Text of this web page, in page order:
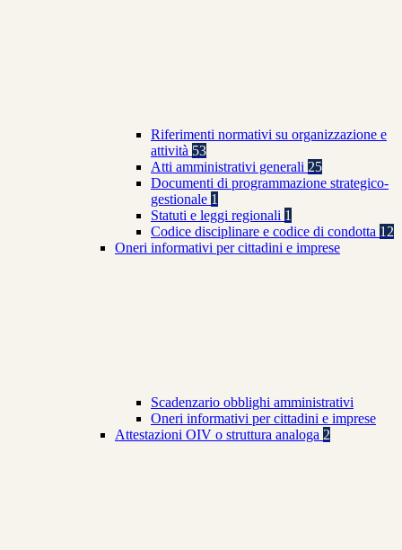
Riferimenti normativi su organizzazione e
attività 53
Atti amministrativi generali 25
Documenti di programmazione strategico-
gestionale 1
Statuti e leggi regionali 1
Codice disciplinare e codice di condotta 12
Oneri informativi per cittadini e imprese
Scadenzario obblighi amministrativi
Oneri informativi per cittadini e imprese
Attestazioni OIV o struttura analoga 2